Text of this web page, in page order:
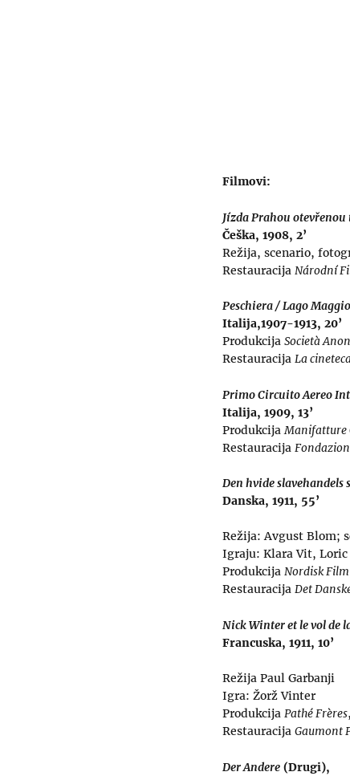
Filmovi:
Jízda Prahou
Češka, 1908, 2’
Režija, scenario,
Restauracija Národní
Peschiera / Lago
Italija,1907-1913, 20’
Produkcija Società
Restauracija La
Primo Circuito Aereo
Italija, 1909, 13’
ProdukcijaManifatture
Restauracija
Den hvide slavehandels
Danska, 1911, 55’
Režija: Avgust Blom;
Igraju: Klara Vit, Loric
Produkcija Nordisk Film
Restauracija Det
Nick Winter et le vol de
Francuska, 1911, 10’
Režija Paul Garbanji
Igra: Žorž Vinter
Produkcija Pathé Frères
Restauracija Gaumont
Der Andere (Drugi),